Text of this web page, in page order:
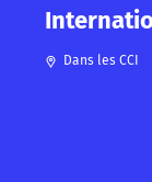
Dans les CCI